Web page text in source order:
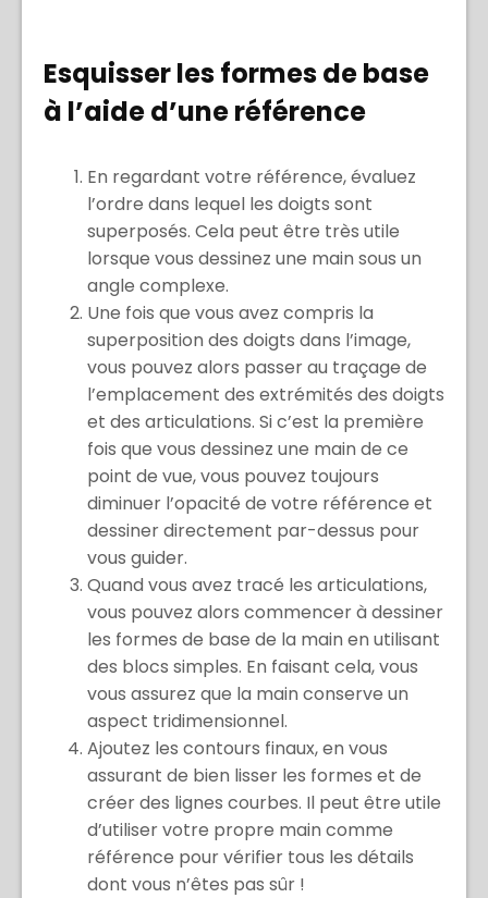
Esquisser les formes de base
à l’aide d’une référence
En regardant votre référence, évaluez
l’ordre dans lequel les doigts sont
superposés. Cela peut être très utile
lorsque vous dessinez une main sous un
angle complexe.
Une fois que vous avez compris la
superposition des doigts dans l’image,
vous pouvez alors passer au traçage de
l’emplacement des extrémités des doigts
et des articulations. Si c’est la première
fois que vous dessinez une main de ce
point de vue, vous pouvez toujours
diminuer l’opacité de votre référence et
dessiner directement par-dessus pour
vous guider.
Quand vous avez tracé les articulations,
vous pouvez alors commencer à dessiner
les formes de base de la main en utilisant
des blocs simples. En faisant cela, vous
vous assurez que la main conserve un
aspect tridimensionnel.
Ajoutez les contours finaux, en vous
assurant de bien lisser les formes et de
créer des lignes courbes. Il peut être utile
d’utiliser votre propre main comme
référence pour vérifier tous les détails
dont vous n’êtes pas sûr !